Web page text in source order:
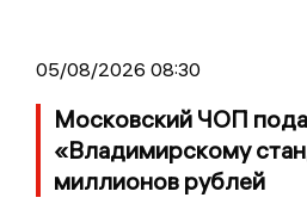
05/08/2026 08:30
Московский ЧОП
«Владимирскому
миллионов рублей